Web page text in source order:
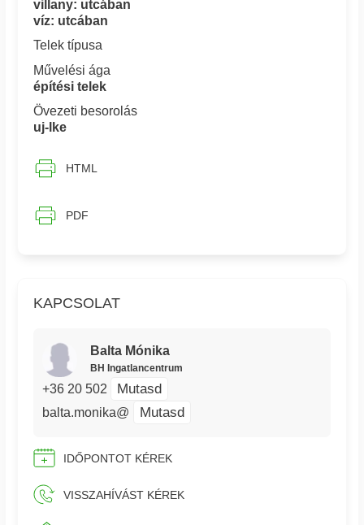
KAPCSOLAT
Balta Mónika
BH Ingatlancentrum
+36 20 502 Mutasd
balta.monika@ Mutasd
IDŐPONTOT KÉREK
VISSZAHÍVÁST KÉREK
villany: utcában
víz: utcában
Telek típusa
Művelési ága
építési telek
Övezeti besorolás
uj-lke
HTML
PDF